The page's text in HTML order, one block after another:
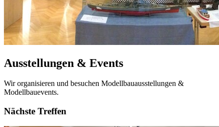
Ausstellungen & Events
Wir organisieren und besuchen Modellbauausstellungen &
Modellbauevents.
Nächste Treffen